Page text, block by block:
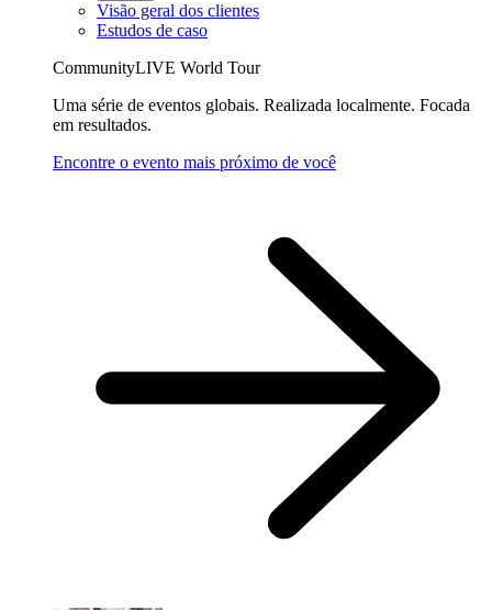
Visão geral dos clientes
Estudos de caso
CommunityLIVE World Tour
Uma série de eventos globais. Realizada localmente. Focada
em resultados.
Encontre o evento mais próximo de você